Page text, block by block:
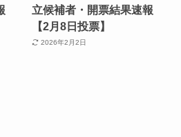
立候補者・開票結果速報
【2月8日投票】
2026年2月2日